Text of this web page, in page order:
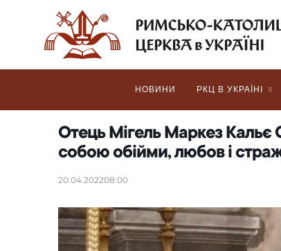
НОВИНИ РКЦ В УКРАЇНІ
Отець Мігель Маркез Кальє
собою обійми, любов і
20.04.202208:00